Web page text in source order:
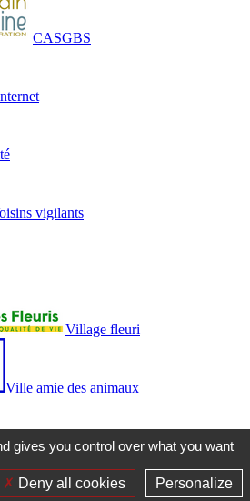
CASGBS
vigilants
Village fleuri
Ville amie des animaux
gives you control over what you want
Deny all cookies Personalize